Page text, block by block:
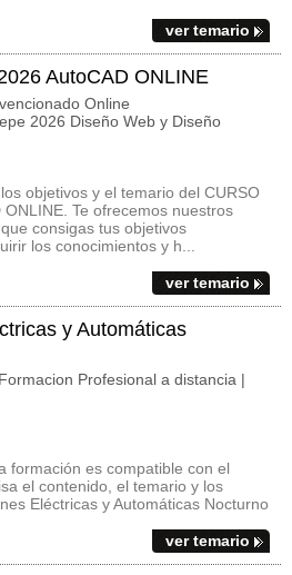
ver temario
AutoCAD ONLINE
Online
2026 Diseño Web y Diseño
objetivos y el temario del CURSO
Te ofrecemos nuestros
consigas tus objetivos
los conocimientos y h...
ver temario
y Automáticas
Profesional a distancia |
formación es compatible con el
el contenido, el temario y los
Eléctricas y Automáticas Nocturno
ver temario